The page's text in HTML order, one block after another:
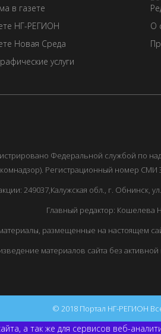
в газете
НГ-РЕГИОН
Новая Среда
услуги
О
Федеральной службой по
Регистрационный номер СМИ
249037,Калужская обл., г. Обнинск,
Главный редактор: Кошелева
размещенные на настоящем
материалов сайта без
© 2018 Портал НГ-РЕГИОН
а так же для сервисов веб-